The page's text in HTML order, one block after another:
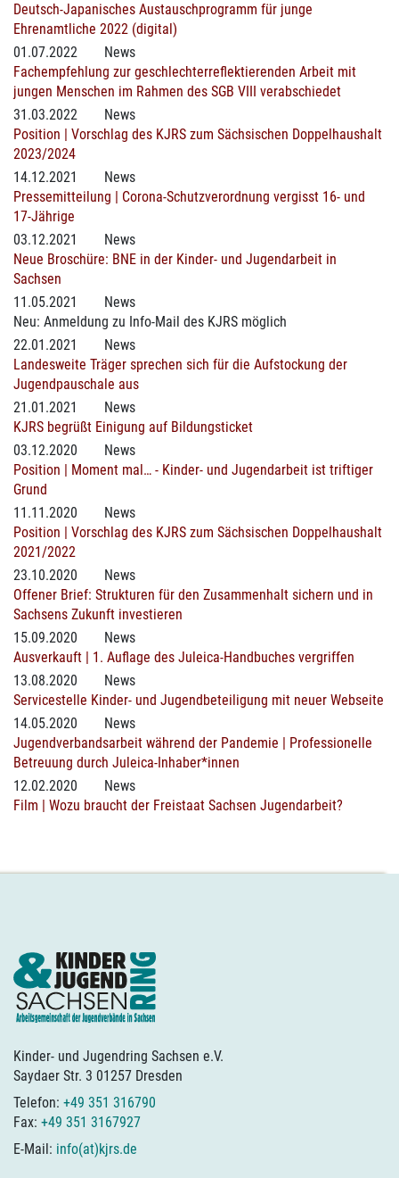
Deutsch-Japanisches Austauschprogramm für junge
Ehrenamtliche 2022 (digital)
01.07.2022
News
Fachempfehlung zur geschlechterreflektierenden Arbeit mit
jungen Menschen im Rahmen des SGB VIII verabschiedet
31.03.2022
News
Position | Vorschlag des KJRS zum Sächsischen Doppelhaushalt
2023/2024
14.12.2021
News
Pressemitteilung | Corona-Schutzverordnung vergisst 16- und
17-Jährige
03.12.2021
News
Neue Broschüre: BNE in der Kinder- und Jugendarbeit in
Sachsen
11.05.2021
News
Neu: Anmeldung zu Info-Mail des KJRS möglich
22.01.2021
News
Landesweite Träger sprechen sich für die Aufstockung der
Jugendpauschale aus
21.01.2021
News
KJRS begrüßt Einigung auf Bildungsticket
03.12.2020
News
Position | Moment mal… - Kinder- und Jugendarbeit ist triftiger
Grund
11.11.2020
News
Position | Vorschlag des KJRS zum Sächsischen Doppelhaushalt
2021/2022
23.10.2020
News
Offener Brief: Strukturen für den Zusammenhalt sichern und in
Sachsens Zukunft investieren
15.09.2020
News
Ausverkauft | 1. Auflage des Juleica-Handbuches vergriffen
13.08.2020
News
Servicestelle Kinder- und Jugendbeteiligung mit neuer Webseite
14.05.2020
News
Jugendverbandsarbeit während der Pandemie | Professionelle
Betreuung durch Juleica-Inhaber*innen
12.02.2020
News
Film | Wozu braucht der Freistaat Sachsen Jugendarbeit?
Kinder- und Jugendring Sachsen e.V.
Saydaer Str. 3 01257 Dresden
Telefon: +49 351 316790
Fax: +49 351 3167927
E-Mail: info(at)kjrs.de